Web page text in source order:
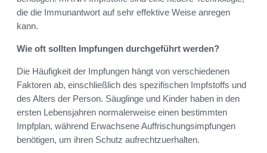
die die Immunantwort auf sehr effektive Weise anregen
kann.
Wie oft sollten Impfungen durchgeführt werden?
Die Häufigkeit der Impfungen hängt von verschiedenen
Faktoren ab, einschließlich des spezifischen Impfstoffs und
des Alters der Person. Säuglinge und Kinder haben in den
ersten Lebensjahren normalerweise einen bestimmten
Impfplan, während Erwachsene Auffrischungsimpfungen
benötigen, um ihren Schutz aufrechtzuerhalten.